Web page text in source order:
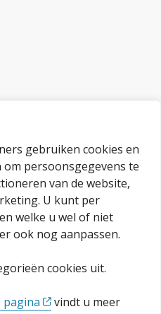
gebruiken cookies en
persoonsgegevens te
van de website,
U kunt per
welke u wel of niet
ook nog aanpassen.
cookies uit.
pagina
vindt u meer